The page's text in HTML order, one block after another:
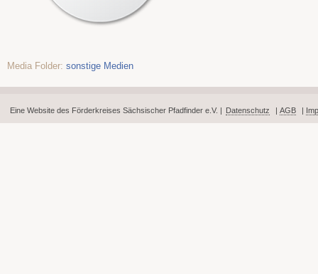
Media Folder: sonstige Medien
Eine Website des Förderkreises Sächsischer Pfadfinder e.V. | Datenschutz | AGB |